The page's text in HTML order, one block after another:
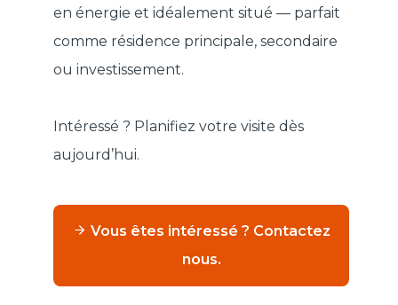
en énergie et idéalement situé — parfait
comme résidence principale, secondaire
ou investissement.
Intéressé ? Planifiez votre visite dès
aujourd’hui.
nous.